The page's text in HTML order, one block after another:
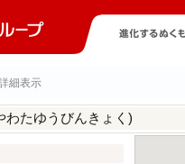
細表示
わたゆうびんきょく)